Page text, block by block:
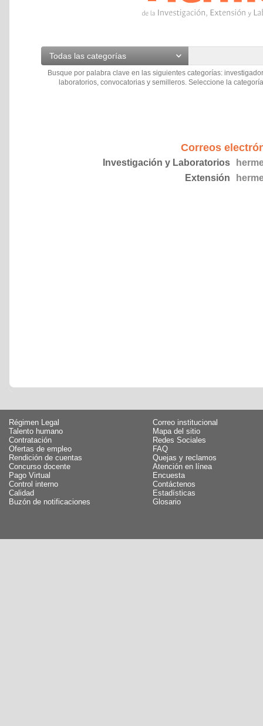
Todas las categorías
Busque por palabra clave en las siguientes categorías:
laboratorios, convocatorias y semilleros. Seleccione la
Correos
Investigación y Laboratorios
Extensión
Régimen Legal
Talento humano
Contratación
Ofertas de empleo
Rendición de cuentas
Concurso docente
Pago Virtual
Control interno
Calidad
Buzón de notificaciones
Correo institucional
Mapa del sitio
Redes Sociales
FAQ
Quejas y reclamos
Atención en línea
Encuesta
Contáctenos
Estadísticas
Glosario